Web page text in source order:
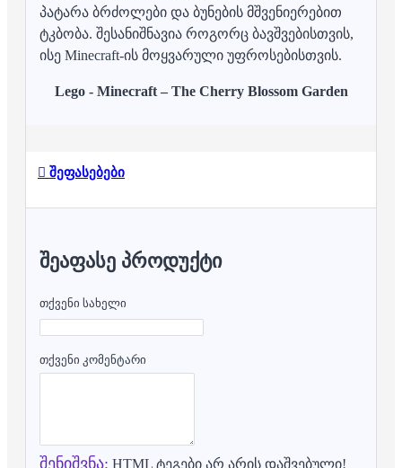
პატარა ბრძოლები და ბუნების მშვენიერებით
ტკბობა. შესანიშნავია როგორც ბავშვებისთვის,
ისე Minecraft-ის მოყვარული უფროსებისთვის.
Lego - Minecraft – The Cherry Blossom Garden
შეფასებები
ᲨᲔᲐᲤᲐᲡᲔ ᲞᲠᲝᲓᲣᲥᲢᲘ
თქვენი სახელი
თქვენი კომენტარი
შენიშვნა: HTML ტეგები არ არის დაშვებული!